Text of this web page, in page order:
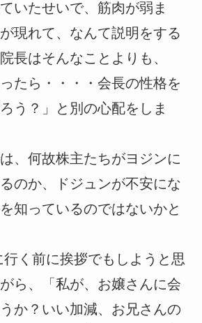
いたせいで、筋肉が弱ま
現れて、なんて説明をする
長はそんなことよりも、
たら・・・・会長の性格を
う？」と別の心配をしま
、何故株主たちがヨジンに
のか、ドジュンが不安にな
知っているのではないかと
く前に挨拶でもしようと思
ら、「私が、お嬢さんに会
か？いい加減、お兄さんの